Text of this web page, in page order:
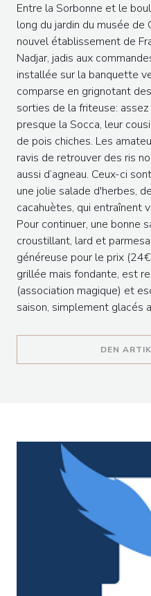
Entre la Sorbonne et le
long du jardin du musée de
nouvel établissement de
Nadjar, jadis aux
installée sur la banquette
comparse en grignotant
sorties de la friteuse:
presque la Socca, leur
de pois chiches. Les
ravis de retrouver des ris
aussi d’agneau. Ceux-ci
une jolie salade d'herbes,
cacahuètes, qui entraînent
Pour continuer, une bonne
croustillant, lard et
généreuse pour le prix
grillée mais fondante, est
(association magique) et
saison, simplement glacés
DEN